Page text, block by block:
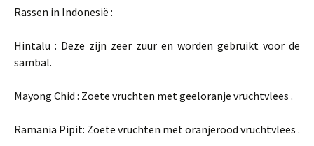
Rassen in Indonesië :
Hintalu : Deze zijn zeer zuur en worden gebruikt voor de
sambal.
Mayong Chid : Zoete vruchten met geeloranje vruchtvlees .
Ramania Pipit: Zoete vruchten met oranjerood vruchtvlees .